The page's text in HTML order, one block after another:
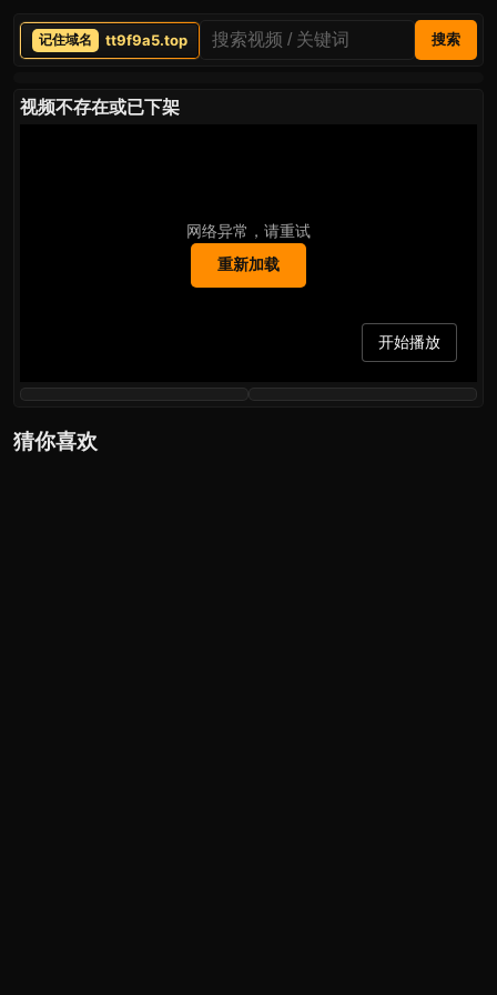
tt9f9a5.top 搜索
视频不存在或已下架
网络异常，请重试
重新加载
开始播放
猜你喜欢